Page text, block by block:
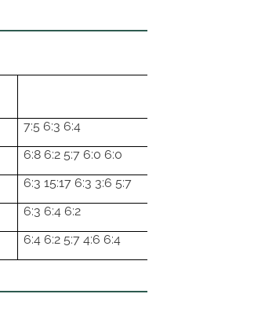
7:5 6:3 6:4
6:8 6:2 5:7 6:0 6:0
6:3 15:17 6:3 3:6 5:7
6:3 6:4 6:2
6:4 6:2 5:7 4:6 6:4